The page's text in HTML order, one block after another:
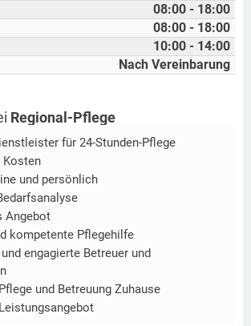
08:00 - 18:00
08:00 - 18:00
10:00 - 14:00
Nach Vereinbarung
Regional-Pflege
für 24-Stunden-Pflege
Kosten
und persönlich
Angebot
kompetente Pflegehilfe
engagierte Betreuer und
und Betreuung Zuhause